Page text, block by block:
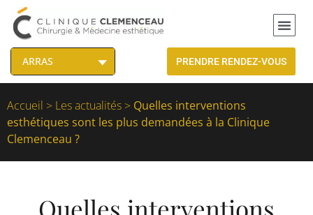
PRENDRE RENDEZ-VOUS
Accueil > Les actualités > Quelles interventions
esthétiques sont les plus demandées à la Clinique
Clemenceau ?